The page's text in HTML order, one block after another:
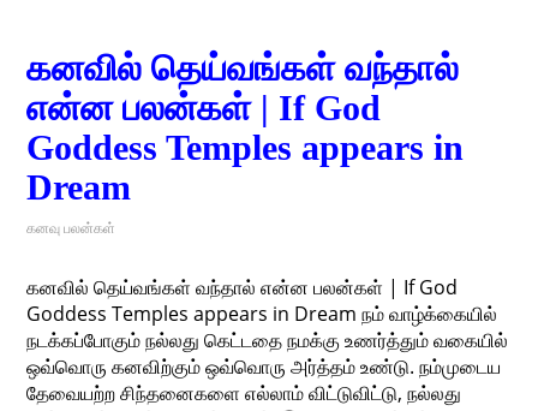
கனவில் தெய்வங்கள் வந்தால்
என்ன பலன்கள் | If God
Goddess Temples appears in
Dream
கனவு பலன்கள்
கனவில் தெய்வங்கள் வந்தால் என்ன பலன்கள் | If God
Goddess Temples appears in Dream நம் வாழ்க்கையில்
நடக்கப்போகும் நல்லது கெட்டதை நமக்கு உணர்த்தும் வகையில்
ஒவ்வொரு கனவிற்கும் ஒவ்வொரு அர்த்தம் உண்டு. நம்முடைய
தேவையற்ற சிந்தனைகளை எல்லாம் விட்டுவிட்டு, நல்லது